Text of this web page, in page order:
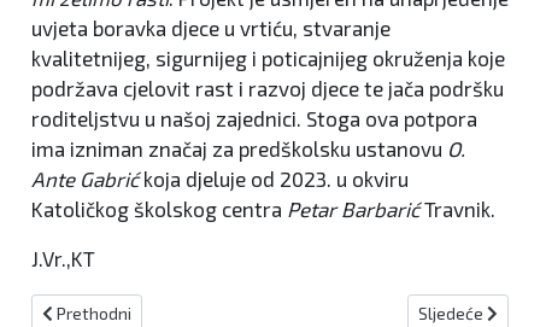
uvjeta boravka djece u vrtiću, stvaranje
kvalitetnijeg, sigurnijeg i poticajnijeg okruženja koje
podržava cjelovit rast i razvoj djece te jača podršku
roditeljstvu u našoj zajednici. Stoga ova potpora
ima izniman značaj za predškolsku ustanovu O.
Ante Gabrićkoja djeluje od 2023. u okviru
Katoličkog školskog centra Petar BarbarićTravnik.
J.Vr.,KT
Prethodni članak: Heroina Središnje Bosne pronašla svoj vječni
Prethodni Sljedeći
Sljedeće